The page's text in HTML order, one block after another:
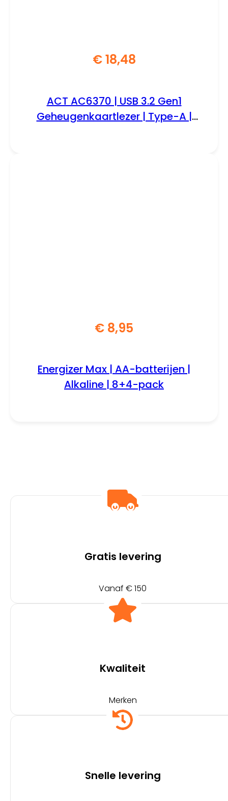
€18,48
ACT AC6370 | USB 3.2 Gen1
Geheugenkaartlezer | Type-A |
€ 8,95
Energizer Max | AA-batterijen |
Alkaline | 8+4-pack
Gratis levering
Vanaf € 150
Kwaliteit
Merken
Snelle levering